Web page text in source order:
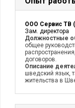
ООО Сервис ТВ
Зам. директора
Должностные
общее
договоров.
Описание
шведский язык,
жительства в